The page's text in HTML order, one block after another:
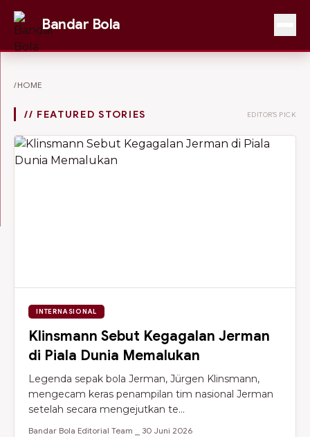
Bandar Bola
/HOME
// FEATURED STORIES EDITOR'S PICK
INTERNASIONAL
Klinsmann Sebut Kegagalan Jerman
di Piala Dunia Memalukan
Legenda sepak bola Jerman, Jürgen Klinsmann,
mengecam keras penampilan tim nasional Jerman
setelah secara mengejutkan te...
Bandar Bola Editorial Team ⎯ 30 Juni 2026